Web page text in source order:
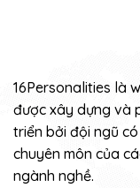
16Personalities là
được xây dựng và
triển bởi đội ngũ có
chuyên môn của
ngành nghề.